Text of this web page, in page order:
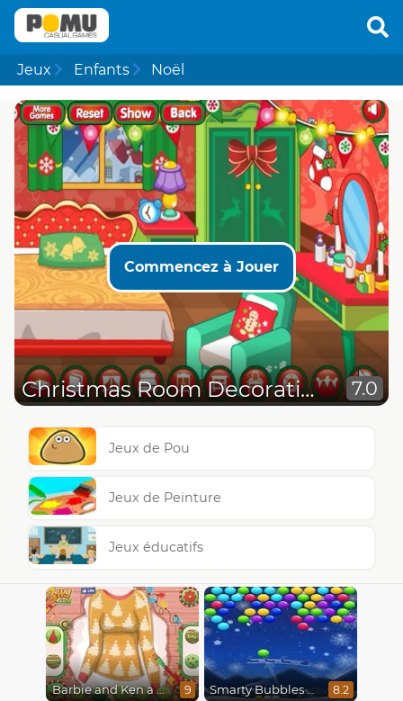
Jeux Enfants Noël
Commencez à Jouer
Christmas Room Decoration 7.0
Jeux de Pou
Jeux de Peinture
Jeux éducatifs
Barbie and Ken a Perfect Christmas 9 Smarty Bubbles X-Mas Edition 8.2